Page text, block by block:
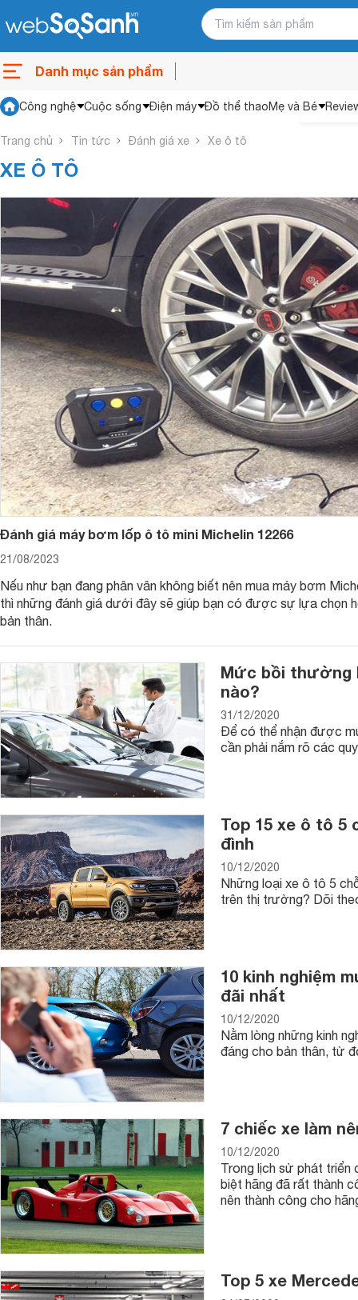
Danh mục sản phẩm
Công nghệ Cuộc sống Điện máy Đồ thể thaoMẹ và Bé
Trang chủ Tin tức Đánh giá xe Xe ô tô
XE Ô TÔ
Đánh giá máy bơm lốp ô tô mini Michelin 12266
21/08/2023
Nếu như bạn đang phân vân không biết nên mua máy bơm
thì những đánh giá dưới đây sẽ giúp bạn có được sự lựa chọn
bản thân.
Mức bồi thường
nào?
31/12/2020
Để có thể nhận được
cần phải nắm rõ các
Top 15 xe ô tô 5
đình
10/12/2020
Những loại xe ô tô 5
trên thị trường? Dõi
10 kinh nghiệm
đãi nhất
10/12/2020
Nằm lòng những kinh
đáng cho bản thân, từ
7 chiếc xe làm
10/12/2020
Trong lịch sử phát triển
biệt hãng đã rất thành
nên thành công cho
Top 5 xe